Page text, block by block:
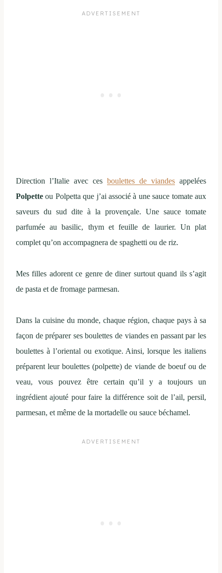
Direction l’Italie avec ces boulettes de viandes appelées
Polpette ou Polpetta que j’ai associé à une sauce tomate aux
saveurs du sud dite à la provençale. Une sauce tomate
parfumée au basilic, thym et feuille de laurier. Un plat
complet qu’on accompagnera de spaghetti ou de riz.
Mes filles adorent ce genre de diner surtout quand ils s’agit
de pasta et de fromage parmesan.
Dans la cuisine du monde, chaque région, chaque pays à sa
façon de préparer ses boulettes de viandes en passant par les
boulettes à l’oriental ou exotique. Ainsi, lorsque les italiens
préparent leur boulettes (polpette) de viande de boeuf ou de
veau, vous pouvez être certain qu’il y a toujours un
ingrédient ajouté pour faire la différence soit de l’ail, persil,
parmesan, et même de la mortadelle ou sauce béchamel.